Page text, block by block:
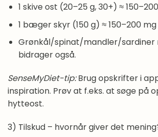
1 skive ost (20–25 g, 30+) ≈
1 bæger skyr (150 g) ≈ 150–200 mg
Grønkål/spinat/mandler/sardiner
bidrager også.
SenseMyDiet-tip:Brug opskrifter i
inspiration. Prøv at f.eks. at søge på
hytteost.
3) Tilskud – hvornår giver det